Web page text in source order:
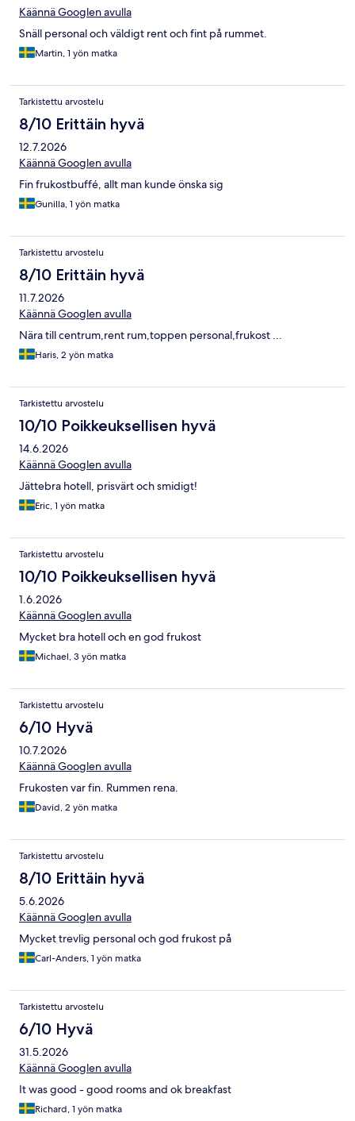
Käännä Googlen avulla
Snäll personal och väldigt rent och fint på rummet.
Martin, 1 yön matka
Tarkistettu arvostelu
8/10 Erittäin hyvä
12.7.2026
Käännä Googlen avulla
Fin frukostbuffé, allt man kunde önska sig
Gunilla, 1 yön matka
Tarkistettu arvostelu
8/10 Erittäin hyvä
11.7.2026
Käännä Googlen avulla
Nära till centrum,rent rum,toppen personal,frukost ...
Haris, 2 yön matka
Tarkistettu arvostelu
10/10 Poikkeuksellisen hyvä
14.6.2026
Käännä Googlen avulla
Jättebra hotell, prisvärt och smidigt!
Eric, 1 yön matka
Tarkistettu arvostelu
10/10 Poikkeuksellisen hyvä
1.6.2026
Käännä Googlen avulla
Mycket bra hotell och en god frukost
Michael, 3 yön matka
Tarkistettu arvostelu
6/10 Hyvä
10.7.2026
Käännä Googlen avulla
Frukosten var fin. Rummen rena.
David, 2 yön matka
Tarkistettu arvostelu
8/10 Erittäin hyvä
5.6.2026
Käännä Googlen avulla
Mycket trevlig personal och god frukost på
Carl-Anders, 1 yön matka
Tarkistettu arvostelu
6/10 Hyvä
31.5.2026
Käännä Googlen avulla
It was good - good rooms and ok breakfast
Richard, 1 yön matka